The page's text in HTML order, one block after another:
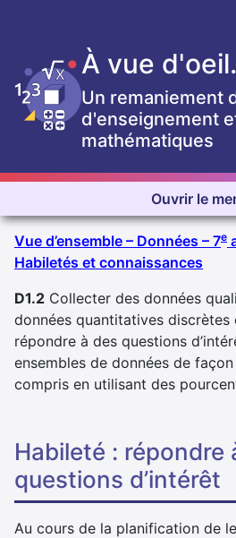
À vue
Un remaniement
d'enseignement
mathématiques
Ouvrir le
Vue d’ensemble – Données – 7e
Habiletés et connaissances
D1.2 Collecter des données
données quantitatives
répondre à des questions
ensembles de données de
compris en utilisant des
habileté : répondre à des
questions d’intérêt
Au cours de la planification de